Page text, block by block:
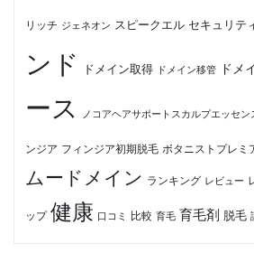
リッチ ジェネオン スピークエル セキュリテ
ンド
ドメイン取得 ドメイン移管 ドメ
ース
ノコアヘアサポートスカルプエッセン
ンジア フィンジア初期脱毛 ボタニストプレミ
ムードメイン ランキング レビュー
ップ 健康 口コミ 比較 育毛 育毛剤 脱毛